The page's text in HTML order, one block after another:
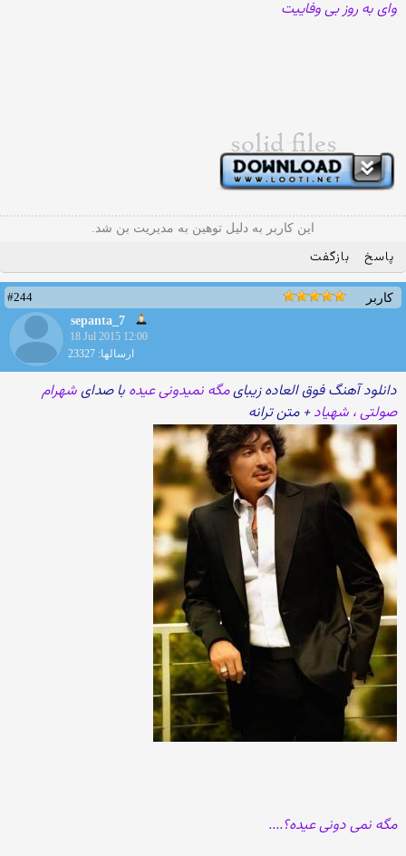
وای به روز بی وفاییت
این کاربر به دلیل توهین به مدیریت بن شد.
پاسخ بازگفت
کاربر
#244
sepanta_7
18 Jul 2015 12:00
ارسالها: 23327
دانلود آهنگ فوق العاده زیبایمگه نمیدونی عیده با صدایشهرام
صولتی ، شهیاد+ متن ترانه
مگه نمی دونی عیده؟....